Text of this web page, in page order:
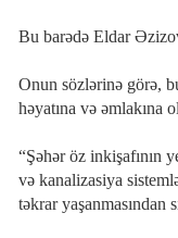
Bu barədə Eldar
Onun sözlərinə görə,
həyatına və əmlakına
“Şəhər öz inkişafının
və kanalizasiya
təkrar yaşanmasından